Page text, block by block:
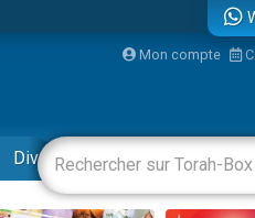
Mon compte
Divertissements Livres